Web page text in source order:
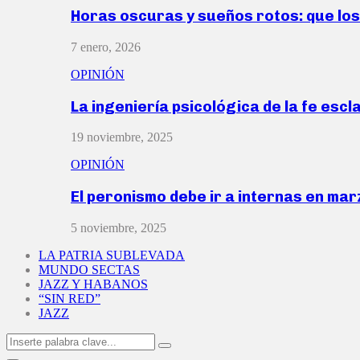
Horas oscuras y sueños rotos: que
7 enero, 2026
OPINIÓN
La ingeniería psicológica de la fe
19 noviembre, 2025
OPINIÓN
El peronismo debe ir a internas en
5 noviembre, 2025
LA PATRIA SUBLEVADA
MUNDO SECTAS
JAZZ Y HABANOS
“SIN RED”
JAZZ
Search
for:
Search